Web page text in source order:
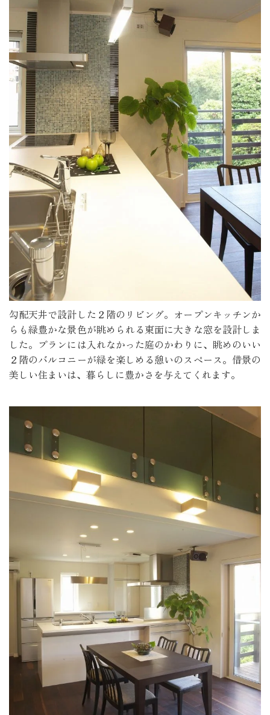
勾配天井で設計した２階のリビング。オープンキッチンか
らも緑豊かな景色が眺められる東面に大きな窓を設計しま
した。プランには入れなかった庭のかわりに、眺めのいい
２階のバルコニーが緑を楽しめる憩いのスペース。借景の
美しい住まいは、暮らしに豊かさを与えてくれます。